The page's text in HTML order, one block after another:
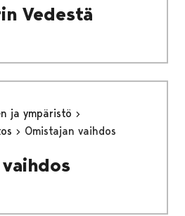
Vedestä
ja ympäristö
Omistajan vaihdos